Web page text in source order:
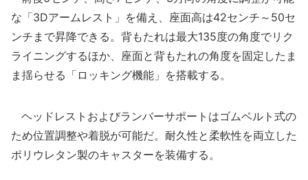
な「3Dアームレスト」を備え、座面高は42センチ～50セ
ンチまで昇降できる。背もたれは最大135度の角度でリク
ライニングするほか、座面と背もたれの角度を固定したま
ま揺らせる「ロッキング機能」を搭載する。
ヘッドレストおよびランバーサポートはゴムベルト式の
ため位置調整や着脱が可能だ。耐久性と柔軟性を両立した
ポリウレタン製のキャスターを装備する。